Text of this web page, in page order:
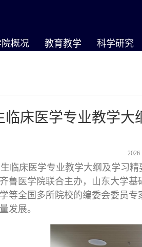
概况 教育教学 科学研究
临床医学专业教学
临床医学专业教学大纲及学习
鲁医学院联合主办，山东大学
等全国多所院校的编委会委员
发展。